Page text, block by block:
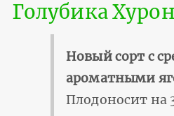
Голубика Хурон
Новый сорт с
ароматными
Плодоносит на